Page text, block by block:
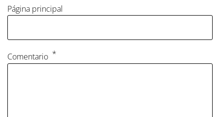
Página principal
Comentario